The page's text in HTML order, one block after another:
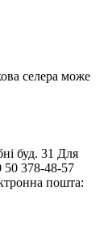
селера може
буд. 31 Для
50 378-48-57
пошта: